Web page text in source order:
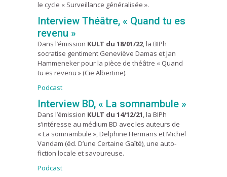
le cycle « Surveillance généralisée ».
Interview Théâtre, « Quand tu es
revenu »
Dans l’émission KULT du 18/01/22, la BIPh
socratise gentiment Geneviève Damas et Jan
Hammeneker pour la pièce de théâtre « Quand
tu es revenu » (Cie Albertine).
Podcast
Interview BD, « La somnambule »
Dans l’émission KULT du 14/12/21 , la BIPh
s’intéresse au médium BD avec les auteurs de
« La somnambule », Delphine Hermans et Michel
Vandam (éd. D’une Certaine Gaïté), une auto-
fiction locale et savoureuse.
Podcast